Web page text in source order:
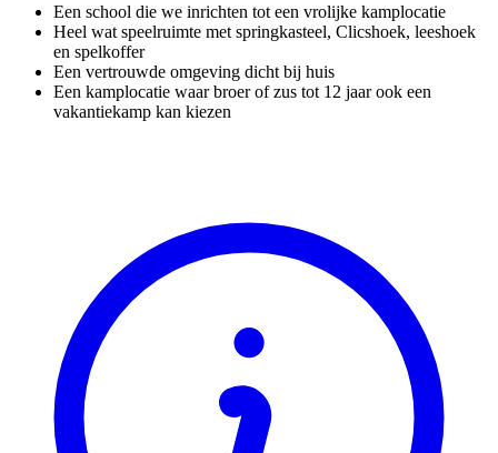
Een school die we inrichten tot een vrolijke kamplocatie
Heel wat speelruimte met springkasteel, Clicshoek, leeshoek
en spelkoffer
Een vertrouwde omgeving dicht bij huis
Een kamplocatie waar broer of zus tot 12 jaar ook een
vakantiekamp kan kiezen